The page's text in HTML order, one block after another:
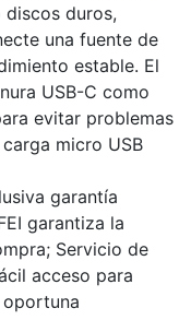
duros,
una fuente de
estable. El
USB-C como
evitar problemas
micro USB
garantía
garantiza la
Servicio de
acceso para
oportuna